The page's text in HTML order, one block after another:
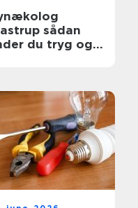
sådan
du tryg og